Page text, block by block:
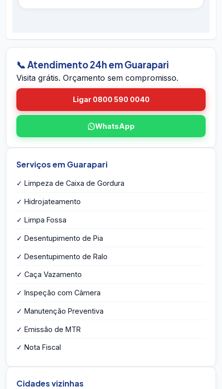
hidrojateamento completo e contratos
em Guarapari pelo site. A equipe vai até você
em Guarapari, avalia a caixa, mede o volume,
identifica eventuais problemas estruturais e
entrega o orçamento por escrito na hora — sem
compromisso e sem taxa de visita.
📞 Atendimento 24h em Guarapari
Visita grátis. Orçamento sem compromisso.
Ligar 0800 590 0040
WhatsApp
Serviços em Guarapari
✓ Limpeza de Caixa de Gordura
✓ Hidrojateamento
✓ Limpa Fossa
✓ Desentupimento de Pia
✓ Desentupimento de Ralo
✓ Caça Vazamento
✓ Inspeção com Câmera
✓ Manutenção Preventiva
✓ Emissão de MTR
✓ Nota Fiscal
Cidades vizinhas